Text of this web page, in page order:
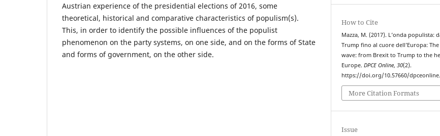
Austrian experience of the presidential elections of 2016, some
theoretical, historical and comparative characteristics of populism(s).
This, in order to identify the possible influences of the populist
phenomenon on the party systems, on one side, and on the forms of State
and forms of government, on the other side.
How to Cite
Mazza, M. (2017). L’onda populista:
Trump fino al cuore dell’Europa:
wave: from Brexit to Trump to the
Europe.DPCE Online,30(2).
https://doi.org/10.57660/
More Citation Formats
Issue